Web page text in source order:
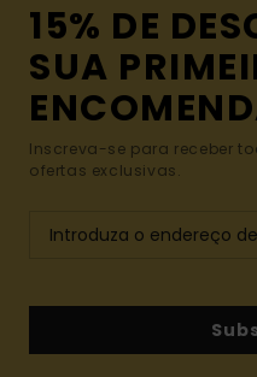
15% DE
SUA
Inscreva-se para receber
ofertas exclusivas.